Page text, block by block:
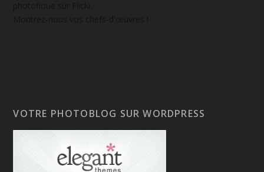
VOTRE PHOTOBLOG SUR WORDPRESS